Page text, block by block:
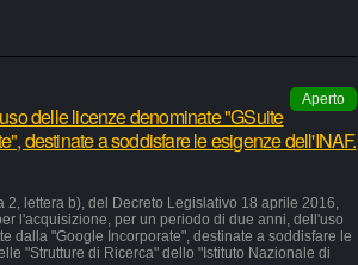
Aperto
delle licenze denominate "GSuite
destinate a soddisfare le esigenze dell'INAF.
lettera b), del Decreto Legislativo 18 aprile 2016,
l'acquisizione, per un periodo di due anni, dell'uso
dalla "Google Incorporate", destinate a soddisfare le
"Strutture di Ricerca" dello "Istituto Nazionale di